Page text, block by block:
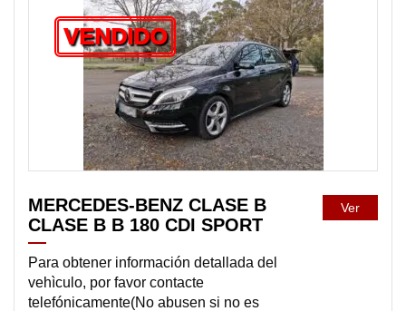
VENDIDO
MERCEDES-BENZ CLASE B
CLASE B B 180 CDI SPORT
Para obtener información detallada del
vehìculo, por favor contacte
telefónicamente(No abusen si no es
Ver